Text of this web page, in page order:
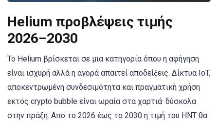
Helium προβλέψεις τιμής
2026–2030
Το Helium βρίσκεται σε μια κατηγορία όπου η αφήγηση
είναι ισχυρή αλλά η αγορά απαιτεί αποδείξεις. Δίκτυα IoT,
αποκεντρωμένη συνδεσιμότητα και πραγματική χρήση
εκτός crypto bubble είναι ωραία στα χαρτιά· δύσκολα
στην πράξη. Από το 2026 έως το 2030 η τιμή του HNT θα